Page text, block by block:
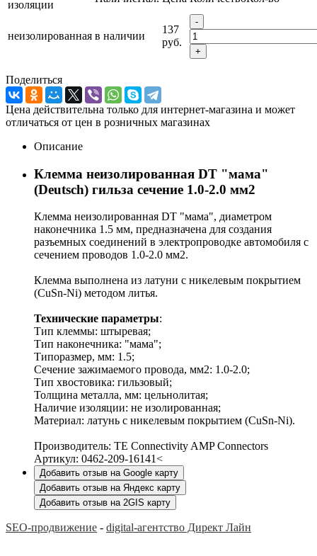
изоляции
неизолированная в наличии
137
руб.
-
+
Поделиться
Цена действительна только для интернет-магазина и может
отличаться от цен в розничных магазинах
Описание
Клемма неизолированная DT "мама"
(Deutsch) гильза сечение 1.0-2.0 мм2
Клемма неизолированная DT "мама", диаметром
наконечника 1.5 мм, предназначена для создания
разъемных соединений в электропроводке автомобиля с
сечением проводов 1.0-2.0 мм2.
Клемма выполнена из латуни с никелевым покрытием
(CuSn-Ni) методом литья.
Технические параметры:
Тип клеммы: штыревая;
Тип наконечника: "мама";
Типоразмер, мм: 1.5;
Сечение зажимаемого провода, мм2: 1.0-2.0;
Тип хвостовика: гильзовый;
Толщина металла, мм: цельнолитая;
Наличие изоляции: не изолированная;
Материал: латунь с никелевым покрытием (CuSn-Ni).
Производитель: TE Connectivity AMP Connectors
Артикул: 0462-209-16141<
Добавить отзыв на Google карту
Добавить отзыв на Яндекс карту
Добавить отзыв на 2GIS карту
SEO-продвижение - digital-агентство Директ Лайн